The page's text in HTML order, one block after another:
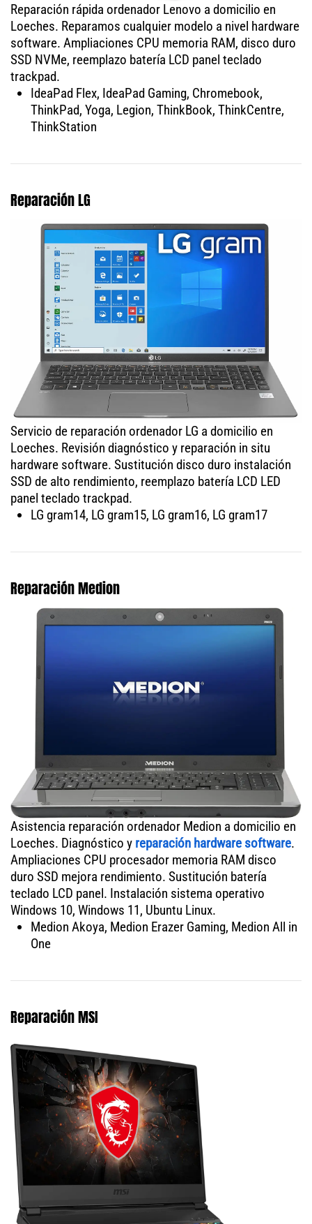
Reparación rápida ordenador Lenovo a domicilio en
Loeches. Reparamos cualquier modelo a nivel hardware
software. Ampliaciones CPU memoria RAM, disco duro
SSD NVMe, reemplazo batería LCD panel teclado
trackpad.
IdeaPad Flex, IdeaPad Gaming, Chromebook,
ThinkPad, Yoga, Legion, ThinkBook, ThinkCentre,
ThinkStation
Reparación LG
Servicio de reparación ordenador LG a domicilio en
Loeches. Revisión diagnóstico y reparación in situ
hardware software. Sustitución disco duro instalación
SSD de alto rendimiento, reemplazo batería LCD LED
panel teclado trackpad.
LG gram14, LG gram15, LG gram16, LG gram17
Reparación Medion
Asistencia reparación ordenador Medion a domicilio en
Loeches. Diagnóstico y reparación hardware software.
Ampliaciones CPU procesador memoria RAM disco
duro SSD mejora rendimiento. Sustitución batería
teclado LCD panel. Instalación sistema operativo
Windows 10, Windows 11, Ubuntu Linux.
Medion Akoya, Medion Erazer Gaming, Medion All in
One
Reparación MSI